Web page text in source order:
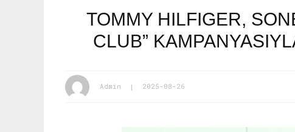
TOMMY HILFIGER,
CLUB”
Admin 2025-08-26